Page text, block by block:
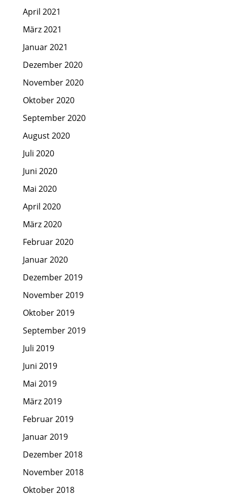
April 2021
März 2021
Januar 2021
Dezember 2020
November 2020
Oktober 2020
September 2020
August 2020
Juli 2020
Juni 2020
Mai 2020
April 2020
März 2020
Februar 2020
Januar 2020
Dezember 2019
November 2019
Oktober 2019
September 2019
Juli 2019
Juni 2019
Mai 2019
März 2019
Februar 2019
Januar 2019
Dezember 2018
November 2018
Oktober 2018